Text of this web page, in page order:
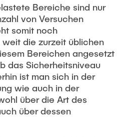
von Stahlbetonbalken mit
faserverstärkter
zukünftiger
für Massivbau
Bereiche sind nur
von Versuchen
somit noch
die zurzeit üblichen
Bereichen angesetzt
das Sicherheitsniveau
ist man sich in der
wie auch in der
über die Art des
über dessen